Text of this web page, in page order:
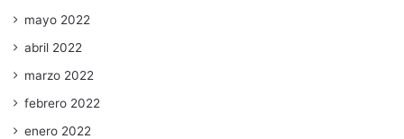
mayo 2022
abril 2022
marzo 2022
febrero 2022
enero 2022